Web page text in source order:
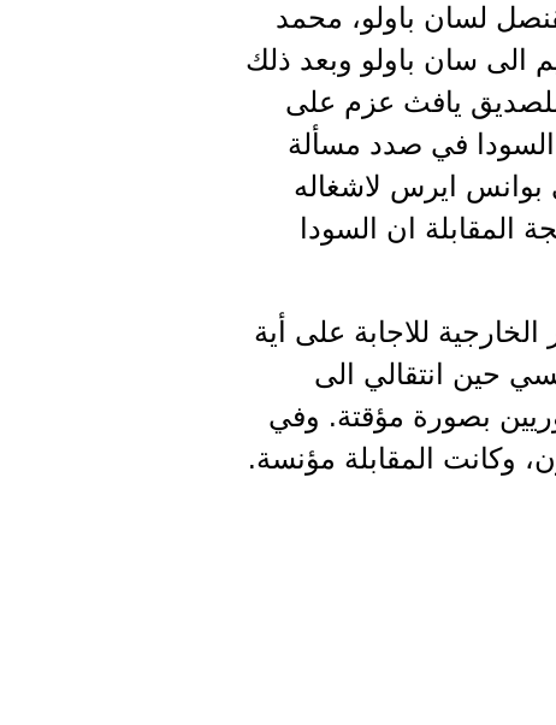
لسان باولو، محمد
الى سان باولو وبعد ذلك
للصديق يافث عزم على
السودا في صدد مسألة
ايرس لاشغاله
المقابلة ان السودا
للاجابة على أية
حين انتقالي الى
بصورة مؤقتة. وفي
وكانت المقابلة مؤنسة.